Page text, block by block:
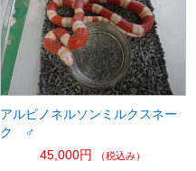
アルビノネルソンミルクスネー
ク ♂
45,000円
（税込み）